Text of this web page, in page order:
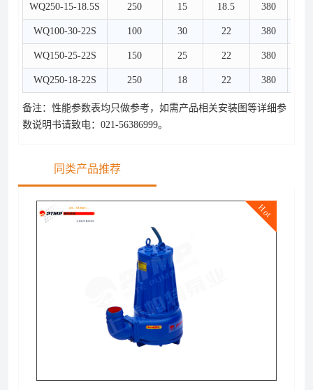
WQ250-15-18.5S 250 15 18.5 380
WQ100-30-22S 100 30 22 380
WQ150-25-22S 150 25 22 380
WQ250-18-22S 250 18 22 380
备注：性能参数表均只做参考，如需产品相关安装图等详细参
数说明书请致电：021-56386999。
同类产品推荐
Hot